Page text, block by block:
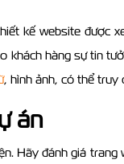
kế website được
khách hàng sự tin
, hình ảnh, có thể truy
án
Hãy đánh giá trang